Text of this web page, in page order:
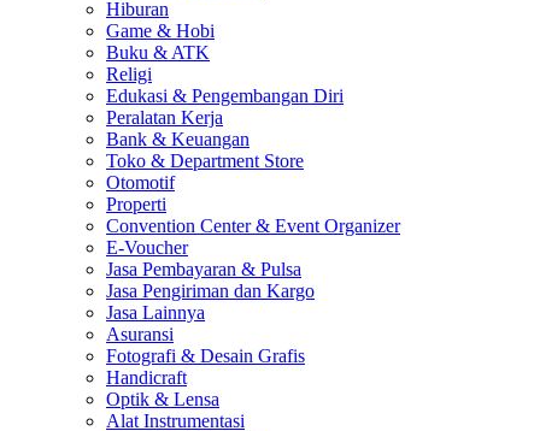
Hiburan
Game & Hobi
Buku & ATK
Religi
Edukasi & Pengembangan Diri
Peralatan Kerja
Bank & Keuangan
Toko & Department Store
Otomotif
Properti
Convention Center & Event Organizer
E-Voucher
Jasa Pembayaran & Pulsa
Jasa Pengiriman dan Kargo
Jasa Lainnya
Asuransi
Fotografi & Desain Grafis
Handicraft
Optik & Lensa
Alat Instrumentasi